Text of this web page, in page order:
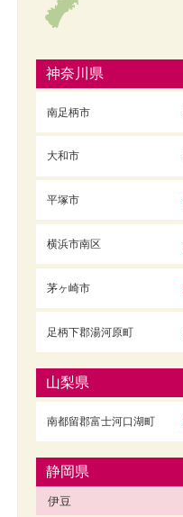
神奈川県
南足柄市
大和市
平塚市
横浜市南区
茅ヶ崎市
足柄下郡湯河原町
山梨県
南都留郡富士河口湖町
静岡県
伊豆